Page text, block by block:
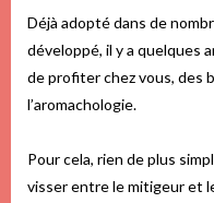
Déjà adopté dans de
développé, il y a quelques
de profiter chez vous, des
l’aromachologie.
Pour cela, rien de plus
visser entre le mitigeur et